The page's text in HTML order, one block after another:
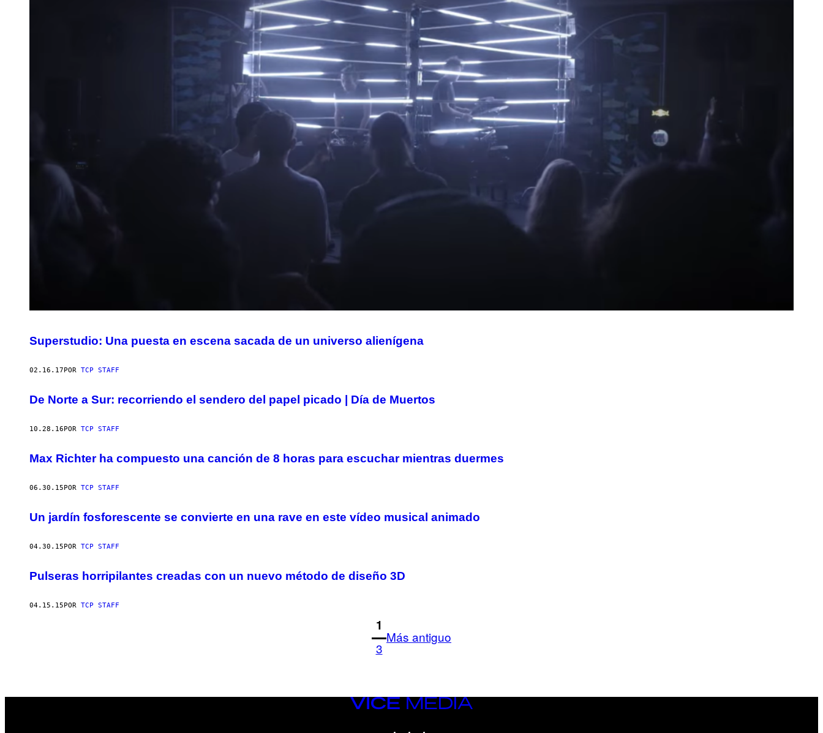
Superstudio: Una puesta en escena sacada de un universo alienígena
02.16.17 POR TCP STAFF
De Norte a Sur: recorriendo el sendero del papel picado | Día de Muertos
10.28.16 POR TCP STAFF
Max Richter ha compuesto una canción de 8 horas para escuchar mientras duermes
06.30.15 POR TCP STAFF
Un jardín fosforescente se convierte en una rave en este vídeo musical animado
04.30.15 POR TCP STAFF
Pulseras horripilantes creadas con un nuevo método de diseño 3D
04.15.15 POR TCP STAFF
1
3
Más antiguo
VICE